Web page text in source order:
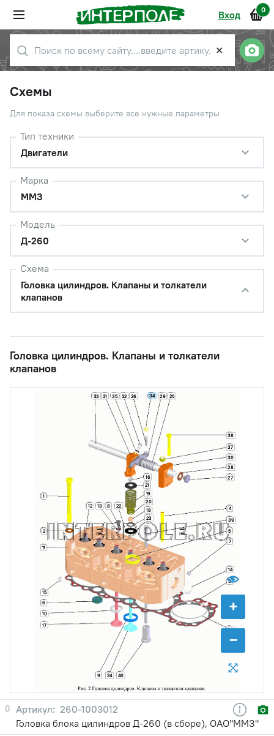
Вход 0
✕
Схемы
Для показа схемы выберите все нужные параметры
Тип техники
Двигатели
Марка
ММЗ
Модель
Д-260
Схема
Головка цилиндров. Клапаны и толкатели
клапанов
Головка цилиндров. Клапаны и толкатели
клапанов
+
−
1
2
3
4
5
6
7
8
9
10
11
12 13
14
15
16
17
18
19
20
21
22
23
24
25
26
27
28
29
30
31 32
33 34
35
36
37
38
39
40
0
260-1003012
Головка блока цилиндров Д-260 (в сборе), ОАО"ММЗ"